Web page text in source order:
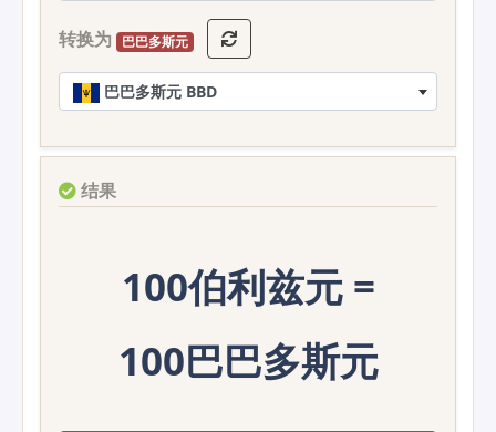
转换为 巴巴多斯元
巴巴多斯元 BBD
结果
100伯利兹元 =
100巴巴多斯元